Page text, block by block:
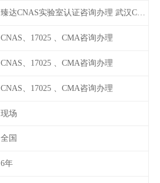
臻达CNAS实验室认证咨询办理 武汉CNAS实验室认可办理
CNAS、17025 、CMA咨询办理
CNAS、17025 、CMA咨询办理
CNAS、17025 、CMA咨询办理
现场
全国
6年